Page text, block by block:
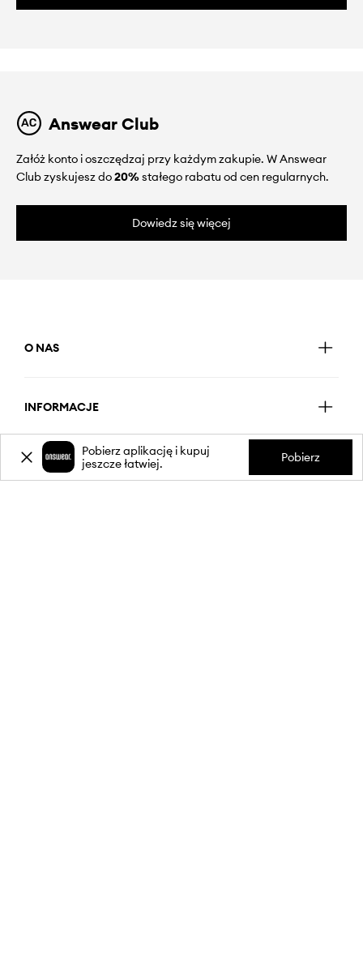
Answear Club
Załóż konto i oszczędzaj przy każdym zakupie. W Answear
Club zyskujesz do20%stałego rabatu od cen regularnych.
Dowiedz się więcej
O NAS
INFORMACJE
OBSŁUGA KLIENTA
Pobierz aplikację i kupuj
jeszcze łatwiej.
Pobierz